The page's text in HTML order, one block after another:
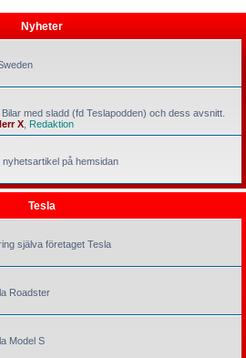
Nyheter
med sladd (fd Teslapodden) och dess avsnitt.
X Redaktion
på hemsidan
Tesla
själva företaget Tesla
Roadster
Model S